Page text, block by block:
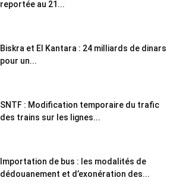
reportée au 21...
Biskra et El Kantara : 24 milliards de dinars
pour un...
SNTF : Modification temporaire du trafic
des trains sur les lignes...
Importation de bus : les modalités de
dédouanement et d’exonération des...